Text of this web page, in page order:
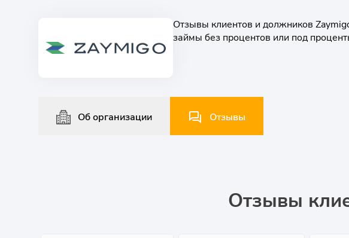
Отзывы клиентов и должников
займы без процентов или под
Об организации Отзывы
Отзывы